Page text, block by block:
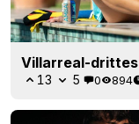
Villarreal-
13 5 0 894